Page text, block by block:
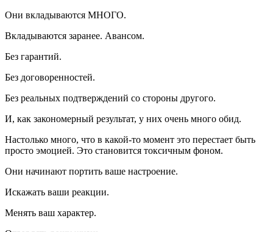
Они вкладываются МНОГО.
Вкладываются заранее. Авансом.
Без гарантий.
Без договоренностей.
Без реальных подтверждений со стороны другого.
И, как закономерный результат, у них очень много обид.
Настолько много, что в какой-то момент это перестает быть
просто эмоцией. Это становится токсичным фоном.
Они начинают портить ваше настроение.
Искажать ваши реакции.
Менять ваш характер.